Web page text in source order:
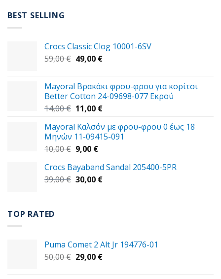
BEST SELLING
Crocs Classic Clog 10001-6SV
59,00€ Original
59,00 €.
49,00 €Η
είναι:
49,00 €.
Mayoral Βρακάκι φρου-φρου για κορίτσι
Better Cotton 24-09698-077 Εκρού
14,00€ Original
was:
14,00 €.
11,00 €Η
τιμή
είναι:
Mayoral Καλσόν με φρου-φρου 0 έως 18
Μηνών 11-09415-091
10,00€ Original
was:
10,00 €.
9,00 €Η
τιμή
είναι:
Crocs Bayaband Sandal 205400-5PR
39,00€ Original
30,00 €Η
TOP RATED
Puma Comet 2 Alt Jr 194776-01
50,00€ Original
29,00 €Η